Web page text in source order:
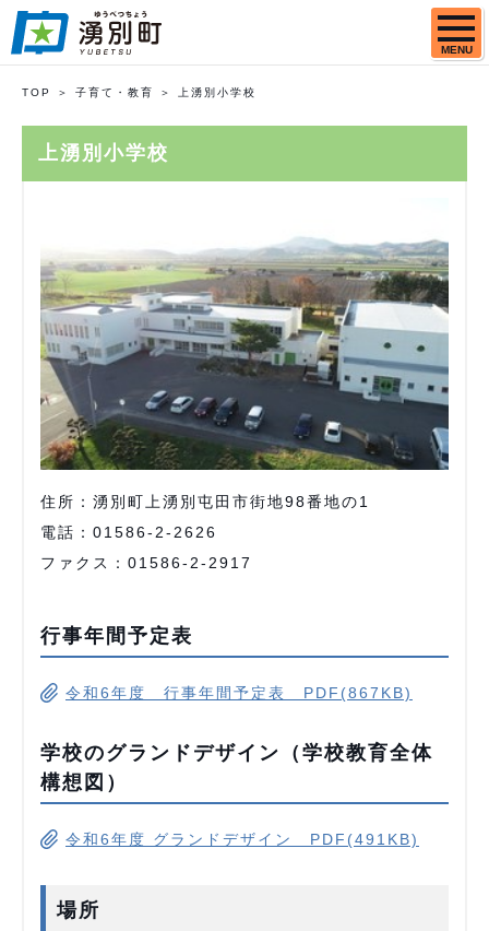
MENU
TOP 子育て・教育 上湧別小学校
上湧別小学校
住所：湧別町上湧別屯田市街地98番地の1
電話：01586-2-2626
ファクス：01586-2-2917
行事年間予定表
令和6年度 行事年間予定表 PDF(867KB)
学校のグランドデザイン（学校教育全体
構想図）
令和6年度 グランドデザイン PDF(491KB)
場所